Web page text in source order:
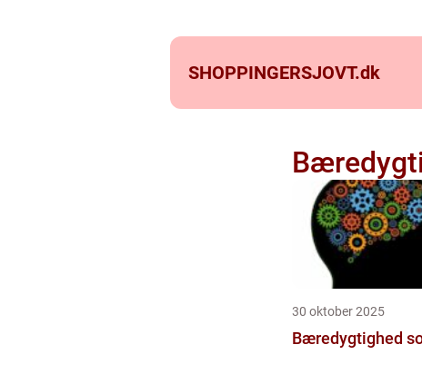
SHOPPINGERSJOVT.dk
30 oktober 2025
Bæredygtighed